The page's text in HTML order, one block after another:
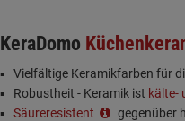
KeraDomo
Vielfältige Keramikfarben für
Robustheit - Keramik ist kälte-
Säureresistent
gegenüber